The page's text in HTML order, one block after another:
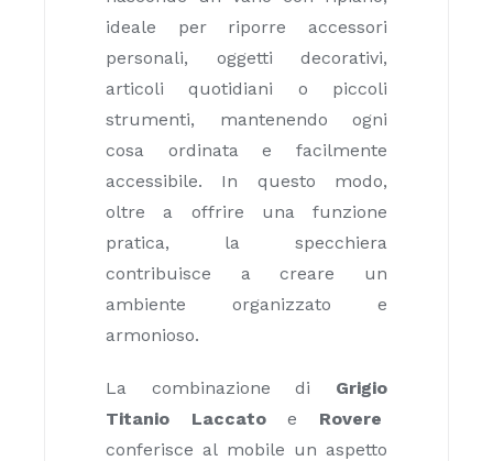
ideale per riporre accessori
personali, oggetti decorativi,
articoli quotidiani o piccoli
strumenti, mantenendo ogni
cosa ordinata e facilmente
accessibile. In questo modo,
oltre a offrire una funzione
pratica, la specchiera
contribuisce a creare un
ambiente organizzato e
armonioso.
La combinazione di Grigio
Titanio Laccatoe Rovere
conferisce al mobile un aspetto